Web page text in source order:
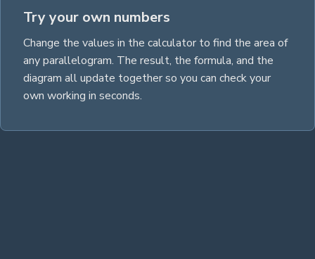
Try your own numbers
Change the values in the calculator to find the area of
anyparallelogram. The result, the formula, and the
diagram all update together so you can check your
own working in seconds.